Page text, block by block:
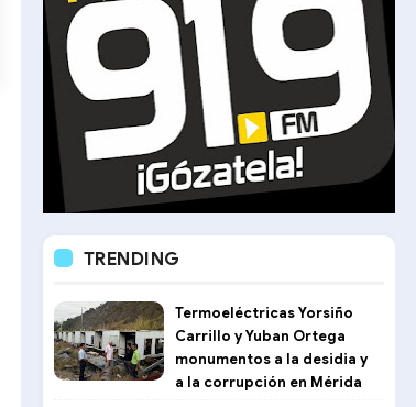
TRENDING
Termoeléctricas Yorsiño
Carrillo y Yuban Ortega
monumentos a la desidia y
a la corrupción en Mérida